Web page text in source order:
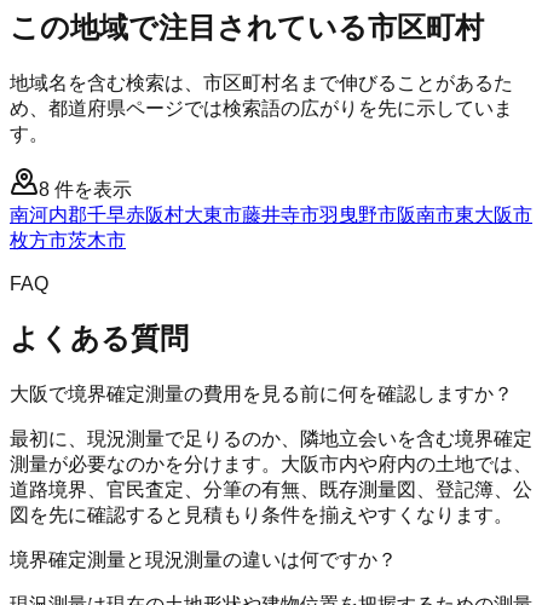
この地域で注目されている市区町村
地域名を含む検索は、市区町村名まで伸びることがあるた
め、都道府県ページでは検索語の広がりを先に示していま
す。
8 件を表示
南河内郡千早赤阪村大東市藤井寺市羽曳野市阪南市東大阪市
枚方市茨木市
FAQ
よくある質問
大阪で境界確定測量の費用を見る前に何を確認しますか？
最初に、現況測量で足りるのか、隣地立会いを含む境界確定
測量が必要なのかを分けます。大阪市内や府内の土地では、
道路境界、官民査定、分筆の有無、既存測量図、登記簿、公
図を先に確認すると見積もり条件を揃えやすくなります。
境界確定測量と現況測量の違いは何ですか？